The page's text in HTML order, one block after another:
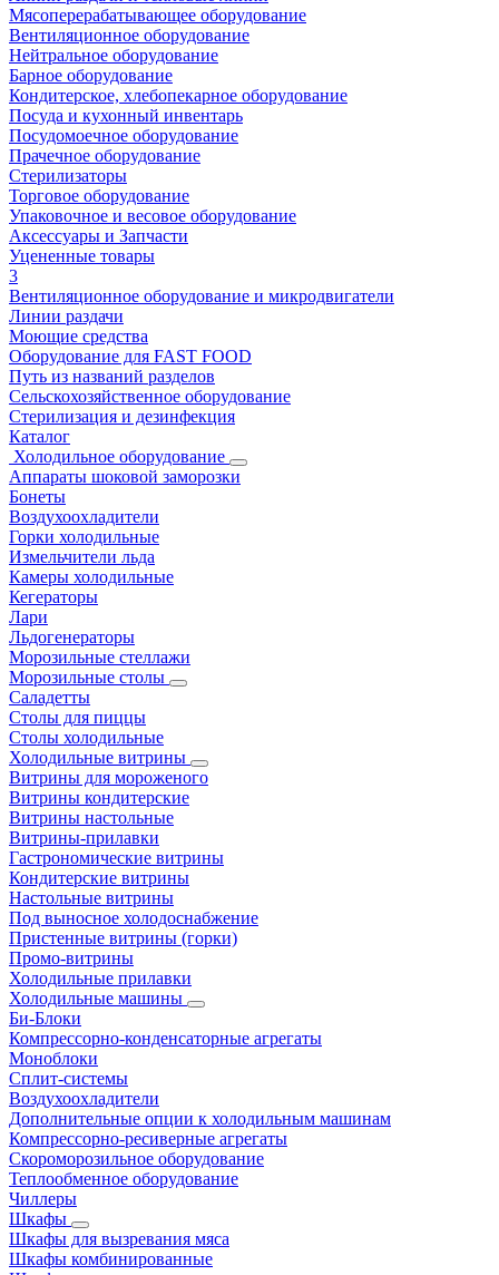
Мясоперерабатывающее оборудование
Вентиляционное оборудование
Нейтральное оборудование
Барное оборудование
Кондитерское, хлебопекарное оборудование
Посуда и кухонный инвентарь
Посудомоечное оборудование
Прачечное оборудование
Стерилизаторы
Торговое оборудование
Упаковочное и весовое оборудование
Аксессуары и Запчасти
Уцененные товары
3
Вентиляционное оборудование и микродвигатели
Линии раздачи
Моющие средства
Оборудование для FAST FOOD
Путь из названий разделов
Сельскохозяйственное оборудование
Стерилизация и дезинфекция
Каталог
Холодильное оборудование
Аппараты шоковой заморозки
Бонеты
Воздухоохладители
Горки холодильные
Измельчители льда
Камеры холодильные
Кегераторы
Лари
Льдогенераторы
Морозильные стеллажи
Морозильные столы
Саладетты
Столы для пиццы
Столы холодильные
Холодильные витрины
Витрины для мороженого
Витрины кондитерские
Витрины настольные
Витрины-прилавки
Гастрономические витрины
Кондитерские витрины
Настольные витрины
Под выносное холодоснабжение
Пристенные витрины (горки)
Промо-витрины
Холодильные прилавки
Холодильные машины
Би-Блоки
Компрессорно-конденсаторные агрегаты
Моноблоки
Сплит-системы
Воздухоохладители
Дополнительные опции к холодильным машинам
Компрессорно-ресиверные агрегаты
Скороморозильное оборудование
Теплообменное оборудование
Чиллеры
Шкафы
Шкафы для вызревания мяса
Шкафы комбинированные